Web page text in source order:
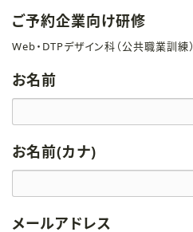
ご予約企業向け研修
Web・DTPデザイン科（公共職業訓練）
お名前
お名前(カナ)
メールアドレス